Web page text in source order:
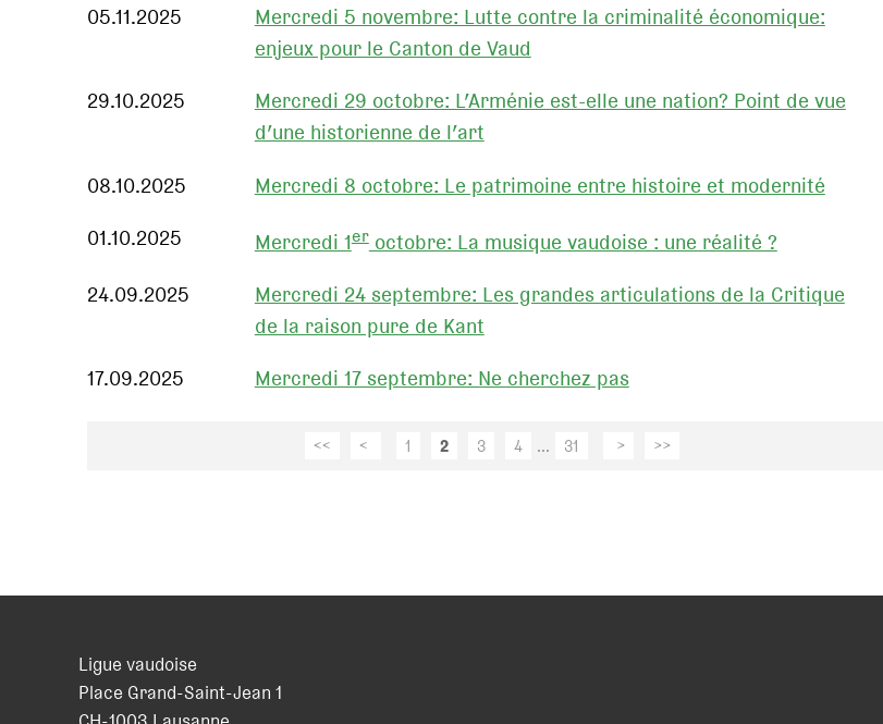
05.11.2025
Mercredi 5 novembre: Lutte contre la criminalité économique:
enjeux pour le Canton de Vaud
29.10.2025
Mercredi 29 octobre: L’Arménie est-elle une nation? Point de vue
d’une historienne de l’art
08.10.2025
Mercredi 8 octobre: Le patrimoine entre histoire et modernité
01.10.2025
Mercredi 1eroctobre: La musique vaudoise : une réalité ?
24.09.2025
Mercredi 24 septembre: Les grandes articulations de la Critique
de la raison pure de Kant
17.09.2025
Mercredi 17 septembre: Ne cherchez pas
<< < 1 2 3 4 ... 31 > >>
Ligue vaudoise
Place Grand-Saint-Jean 1